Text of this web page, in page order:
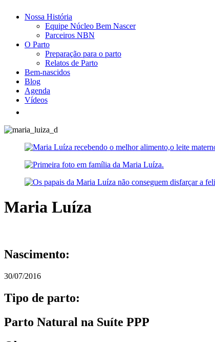
Nossa História
Equipe Núcleo Bem Nascer
Parceiros NBN
O Parto
Preparação para o parto
Relatos de Parto
Bem-nascidos
Blog
Agenda
Vídeos
Maria Luíza
Nascimento:
30/07/2016
Tipo de parto:
Parto Natural na Suíte PPP